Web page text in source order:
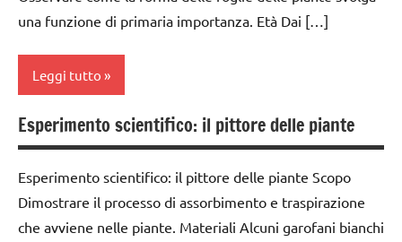
TUTTI GLI
ARGOMENTI
PER ETA'
ARTICOLI
scienze:
fisica e
chimica
TUTTI GLI
ARGOMENTI
PER ETA'
TUTTI GLI
3a
classe
classe
classi
una funzione di primaria importanza. Età Dai […]
Leggi tutto
botanica
3a
Esperimento scientifico: il pittore delle piante
Esperimento scientifico: il pittore delle piante Scopo
Dimostrare il processo di assorbimento e traspirazione
che avviene nelle piante. Materiali Alcuni garofani bianchi